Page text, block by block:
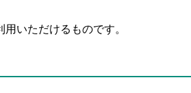
いただけるものです。